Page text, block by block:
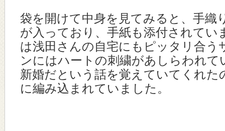
袋を開けて中身を見てみると、手織
が入っており、手紙も添付されてい
は浅田さんの自宅にもピッタリ合う
ンにはハートの刺繍があしらわれ
新婚だという話を覚えていてくれた
に編み込まれていました。